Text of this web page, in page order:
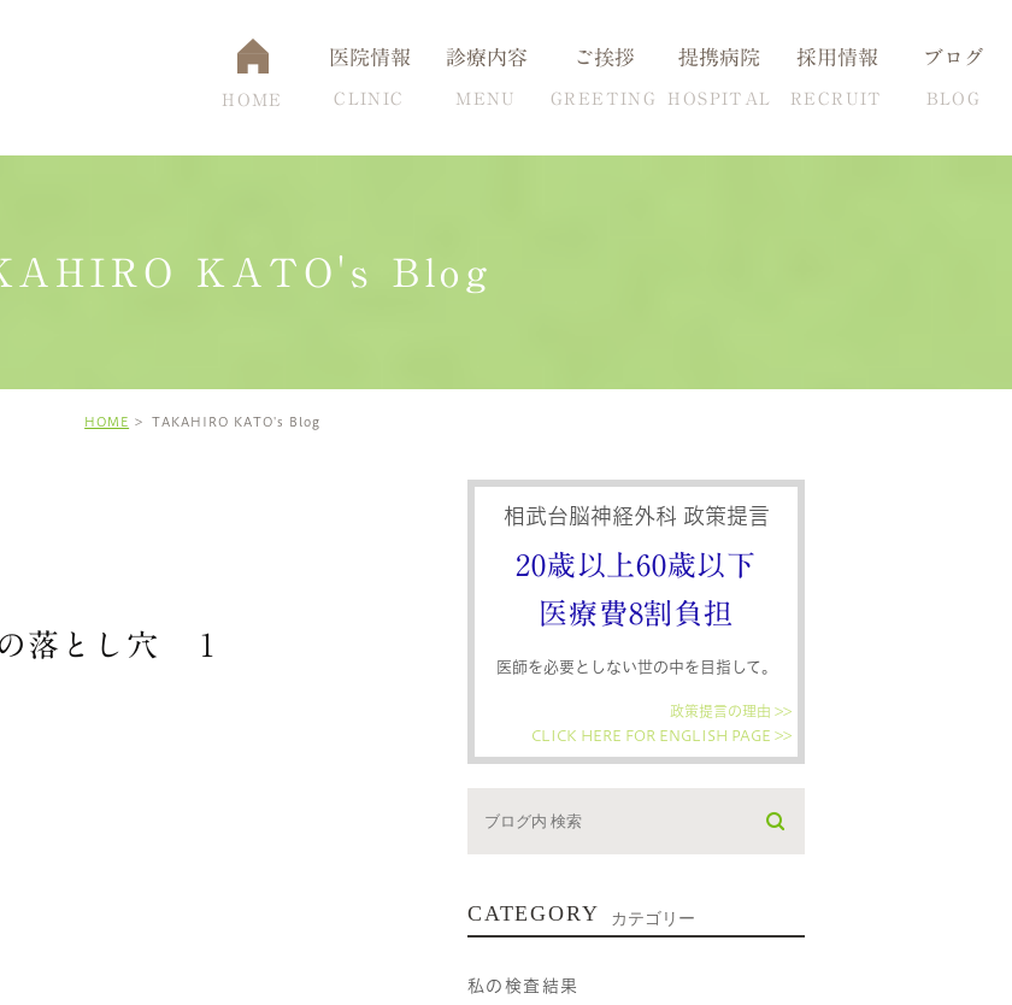
HOME
医院情報
CLINIC
設備について
診療内容
MENU
知症 脳ドック 頭痛克服の秘訣 高血圧の克服方法
ご挨拶
GREETING
提携病院
HOSPITAL
採用情報
RECRUIT
ブログ
BLOG
KATO's Blog
HOME TAKAHIRO KATO's Blog
落とし穴 １
相武台脳神経外科 政策提言
20歳以上60歳以下
医療費8割負担
医師を必要としない世の中を目指して。
政策提言の理由 >>
CLICK HERE FOR ENGLISH PAGE >>
CATEGORY カテゴリー
私の検査結果